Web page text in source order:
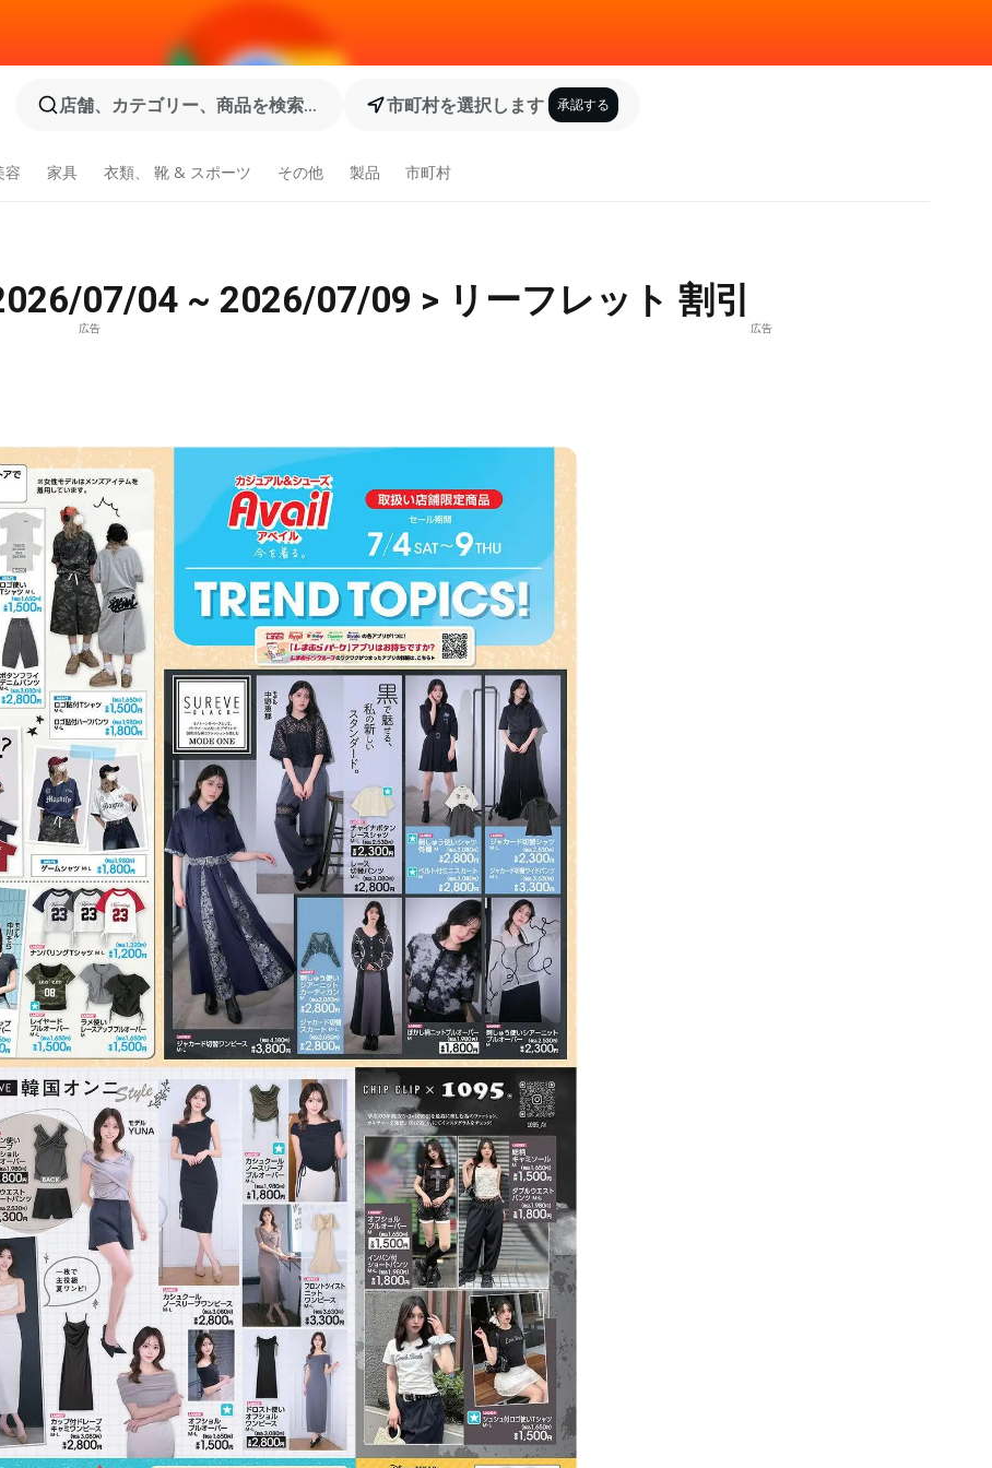
店舗、カテゴリー、商品を検索...
市町村を選択します 承認する
容 家具 衣類、 靴 & スポーツ その他 製品 市町村
07/04 ~ 2026/07/09 > リーフレット 割引
広告 広告